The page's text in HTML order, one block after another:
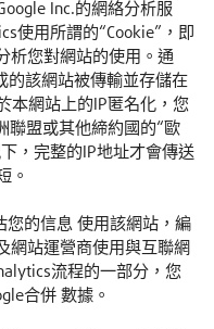
Inc.的網絡分析服
使用所謂的“Cookie”，即
析您對網站的使用。通
的該網站被傳輸並存儲在
本網站上的IP匿名化，您
聯盟或其他締約國的“歐
，完整的IP地址才會傳送
。
您的信息 使用該網站，編
網站運營商使用與互聯網
流程的一部分，您
合併 數據。